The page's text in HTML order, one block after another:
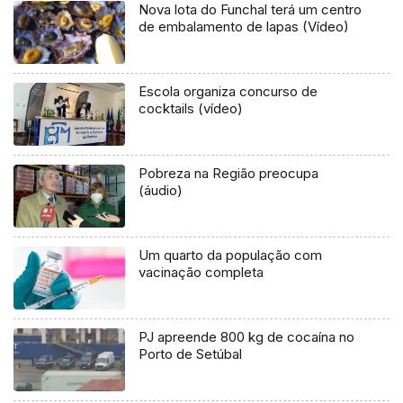
Nova lota do Funchal terá um centro
de embalamento de lapas (Vídeo)
Escola organiza concurso de
cocktails (vídeo)
Pobreza na Região preocupa
(áudio)
Um quarto da população com
vacinação completa
PJ apreende 800 kg de cocaína no
Porto de Setúbal